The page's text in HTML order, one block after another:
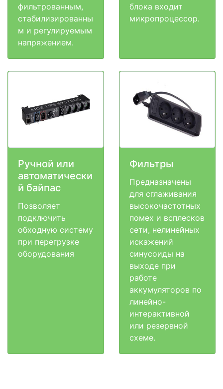
фильтрованным,
стабилизированны
м и регулируемым
напряжением.
блока входит
микропроцессор.
Ручной или
автоматически
й байпас
Позволяет
подключить
обходную систему
при перегрузке
оборудования
Фильтры
Предназначены
для сглаживания
высокочастотных
помех и всплесков
сети, нелинейных
искажений
синусоиды на
выходе при
работе
аккумуляторов по
линейно-
интерактивной
или резервной
схеме.